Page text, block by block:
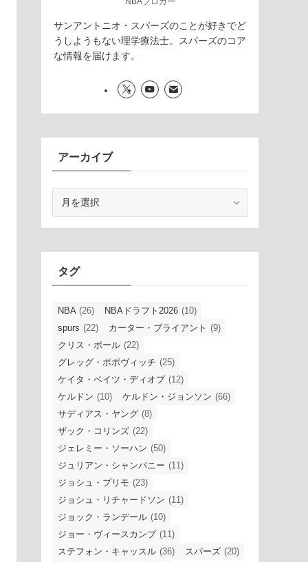
サンアントニオ・スパーズのことが好きでど
うしようもない理学療法士。スパーズのコア
な情報を届けます。
アーカイブ
ブ
タグ
NBA (26) NBAドラフト2026 (10)
spurs (22) カーター・ブライアント (9)
クリス・ポール (22)
グレッグ・ポポヴィッチ (25)
ケイタ・ベイツ・ディオプ (12)
ケルドン (10) ケルドン・ジョンソン (66)
サディアス・ヤング (8)
ザック・コリンズ (22)
ジェレミー・ソーハン (50)
ジュリアン・シャンパニー (11)
ジョシュ・プリモ (23)
ジョシュ・リチャードソン (11)
ジョック・ランデール (10)
ジョー・ヴィースカンプ (11)
ステフォン・キャッスル (36) スパーズ (20)